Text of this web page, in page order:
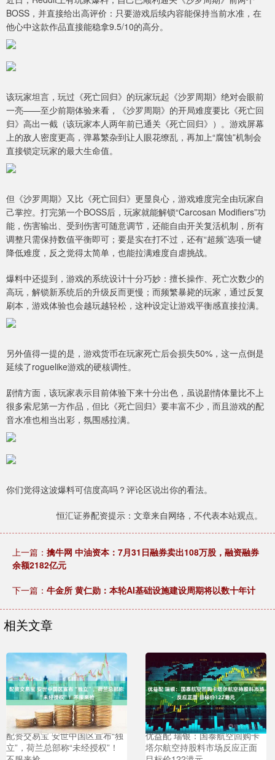
BOSS，并直接给出高评价：只要游戏后续内容能保持当前水准，在
他心中这款作品直接能稳拿9.5/10的高分。
该玩家坦言，玩过《死亡回归》的玩家玩起《沙罗周期》绝对会眼前
一亮——至少前期体验来看，《沙罗周期》的开局难度要比《死亡回
归》高出一截（该玩家本人两年前已通关《死亡回归》）。游戏屏幕
上的敌人密度更高，弹幕繁杂到让人眼花缭乱，再加上“腐蚀”机制会
直接锁定玩家的最大生命值。
但《沙罗周期》又比《死亡回归》更显良心，游戏难度完全由玩家自
己掌控。打完第一个BOSS后，玩家就能解锁“Carcosan Modifiers”功
能，伤害输出、受到伤害可随意调节，还能自由开关复活机制，所有
调整只需保持数值平衡即可；要是实在打不过，还有“超频”选项一键
降低难度，反之觉得太简单，也能拉满难度自虐挑战。
爆料中还提到，游戏的系统设计十分巧妙：擅长操作、死亡次数少的
高玩，解锁新系统后的升级反而更慢；而频繁暴毙的玩家，通过反复
刷本，游戏体验也会越玩越轻松，这种设定让游戏平衡感直接拉满。
另外值得一提的是，游戏货币在玩家死亡后会损失50%，这一点倒是
延续了roguelike游戏的硬核调性。
剧情方面，该玩家表示目前体验下来十分出色，虽说剧情体量比不上
很多索尼第一方作品，但比《死亡回归》要丰富不少，而且游戏的配
音水准也相当出彩，氛围感拉满。
你们觉得这波爆料可信度高吗？评论区说出你的看法。
恒汇证券配资提示：文章来自网络，不代表本站观点。
上一篇： 擒牛网 中油资本：7月31日融券卖出108万股，融资融券
余额2182亿元
下一篇： 牛金所 黄仁勋：本轮AI基础设施建设周期将以数十年计
相关文章
配资交易宝 安世中国区宣布“独
立”，荷兰总部称“未经授权”！
优益配 瑞银：国泰航空回购卡
塔尔航空持股料市场反应正面